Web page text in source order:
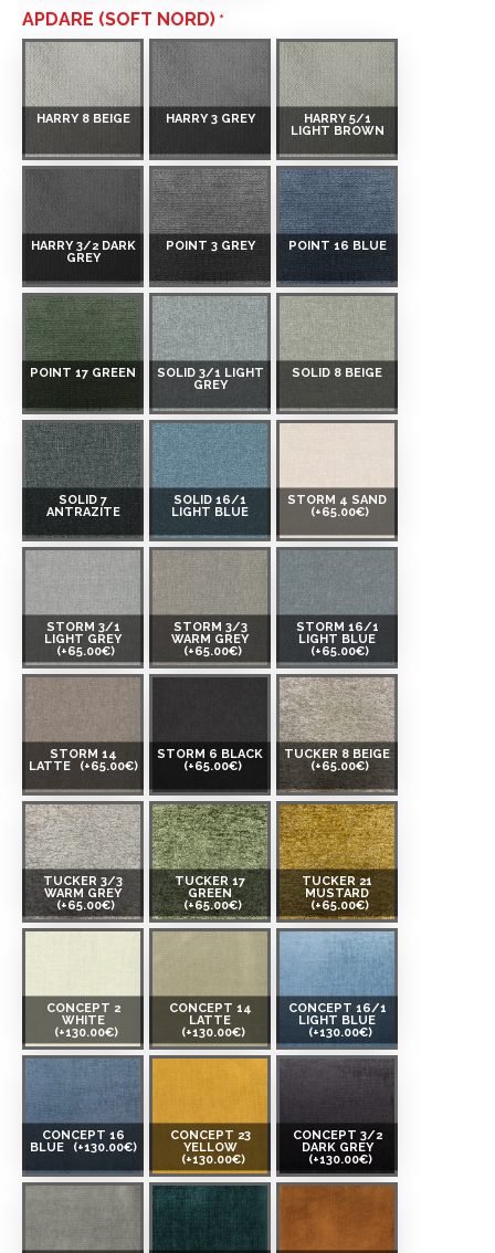
APDARE (SOFT NORD)
HARRY 8 BEIGE HARRY 3 GREY
HARRY 5/1
LIGHT BROWN
HARRY 3/2 DARK
GREY
POINT 3 GREY POINT 16 BLUE
POINT 17 GREEN
SOLID 3/1 LIGHT
GREY
SOLID 8 BEIGE
SOLID 7
ANTRAZITE
SOLID 16/1
LIGHT BLUE
STORM 4 SAND
(+65.00€)
STORM 3/1
LIGHT GREY
(+65.00€)
STORM 3/3
WARM GREY
(+65.00€)
STORM 16/1
LIGHT BLUE
(+65.00€)
STORM 14
LATTE
(+65.00€)
STORM 6 BLACK
(+65.00€)
TUCKER 8 BEIGE
(+65.00€)
TUCKER 3/3
WARM GREY
(+65.00€)
TUCKER 17
GREEN
(+65.00€)
TUCKER 21
MUSTARD
(+65.00€)
CONCEPT 2
WHITE
(+130.00€)
CONCEPT 14
LATTE
(+130.00€)
CONCEPT 16/1
LIGHT BLUE
(+130.00€)
CONCEPT 16
BLUE
(+130.00€)
CONCEPT 23
YELLOW
(+130.00€)
CONCEPT 3/2
DARK GREY
(+130.00€)